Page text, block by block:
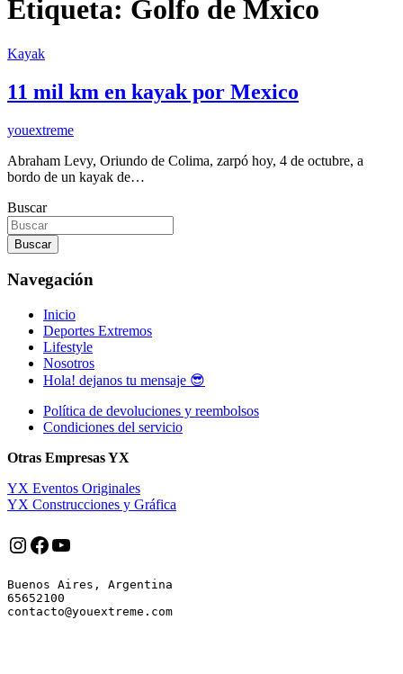
Etiqueta: Golfo de Mxico
Kayak
11 mil km en kayak por Mexico
youextreme
Abraham Levy, Oriundo de Colima, zarpó hoy, 4 de octubre, a
bordo de un kayak de…
Buscar
Buscar
Navegación
Inicio
Deportes Extremos
Lifestyle
Nosotros
Hola! dejanos tu mensaje 😎
Política de devoluciones y reembolsos
Condiciones del servicio
Otras Empresas YX
YX Eventos Originales
YX Construcciones y Gráfica
Instagram
Facebook
YouTube
Buenos Aires, Argentina
65652100